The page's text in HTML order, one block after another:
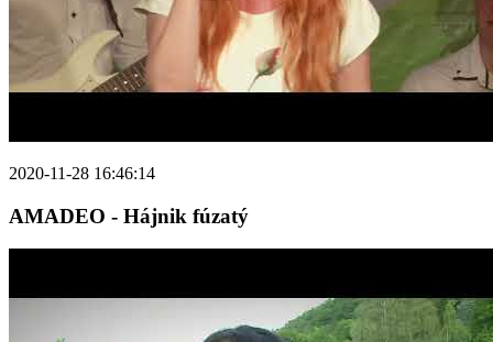
2020-11-28 16:46:14
AMADEO - Hájnik fúzatý